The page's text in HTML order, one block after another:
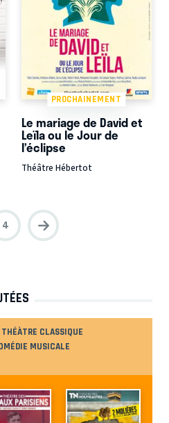
PROCHAINEMENT
Le mariage de David et
Leïla ou le Jour de
l’éclipse
Théâtre Hébertot
4
THÉÀTRE CLASSIQUE
MUSICALE